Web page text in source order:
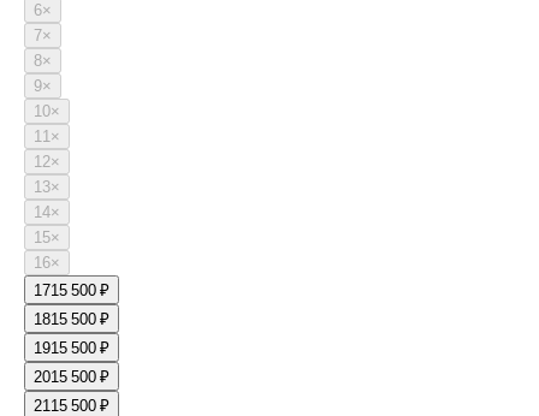
6×
7×
8×
9×
10×
11×
12×
13×
14×
15×
16×
1715 500 ₽
1815 500 ₽
1915 500 ₽
2015 500 ₽
2115 500 ₽